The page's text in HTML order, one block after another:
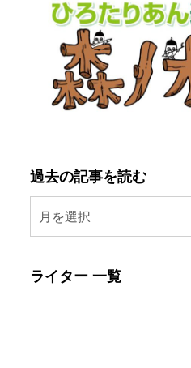
過去の記事を読む
月を選択
ライター 一覧